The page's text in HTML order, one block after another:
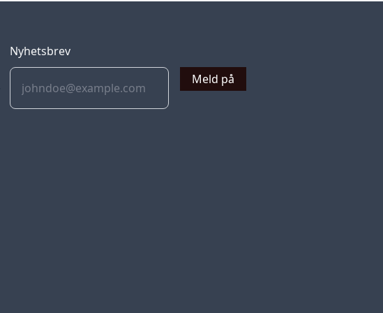
Nyhetsbrev
Meld på